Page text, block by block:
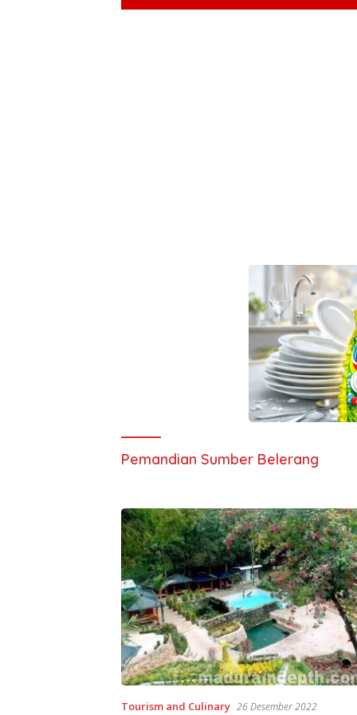
Pemandian Sumber Belerang
Tourism and Culinary 26 Desember 2022